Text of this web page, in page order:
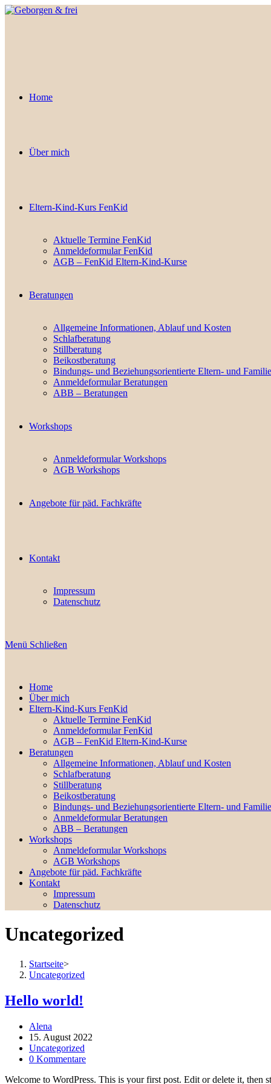
Zum
Home
Über mich
Eltern-Kind-Kurs FenKid
Aktuelle Termine FenKid
Anmeldeformular FenKid
AGB – FenKid Eltern-Kind-Kurse
Beratungen
Allgemeine Informationen, Ablauf und Kosten
Schlafberatung
Stillberatung
Beikostberatung
Bindungs- und Beziehungsorientierte Eltern- und
Anmeldeformular Beratungen
ABB – Beratungen
Workshops
Anmeldeformular Workshops
AGB Workshops
Angebote für päd. Fachkräfte
Kontakt
Impressum
Datenschutz
Menü Schließen
Home
Über mich
Eltern-Kind-Kurs FenKid
Aktuelle Termine FenKid
Anmeldeformular FenKid
AGB – FenKid Eltern-Kind-Kurse
Beratungen
Allgemeine Informationen, Ablauf und Kosten
Schlafberatung
Stillberatung
Beikostberatung
Bindungs- und Beziehungsorientierte Eltern- und
Anmeldeformular Beratungen
ABB – Beratungen
Workshops
Anmeldeformular Workshops
AGB Workshops
Angebote für päd. Fachkräfte
Kontakt
Impressum
Datenschutz
Uncategorized
Startseite>
Uncategorized
Hello world!
Beitrags-
Autor:
Alena
Beitrag
veröffentlicht:
15. August 2022
Beitrags-
Kategorie:
Uncategorized
Beitrags-
0 Kommentare
Welcome to WordPress. This is your first post. Edit or delete it, then